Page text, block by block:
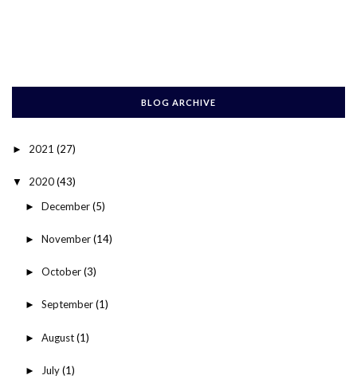
BLOG ARCHIVE
► 2021 (27)
▼ 2020(43)
► December(5)
► November(14)
► October(3)
► September(1)
► August(1)
► July(1)